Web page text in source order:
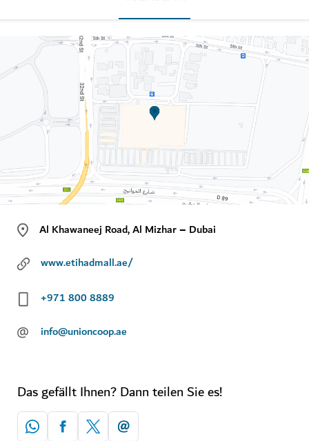
Al Khawaneej Road, Al Mizhar – Dubai
www.etihadmall.ae/
+971 800 8889
@ info@unioncoop.ae
Das gefällt Ihnen? Dann teilen Sie es!